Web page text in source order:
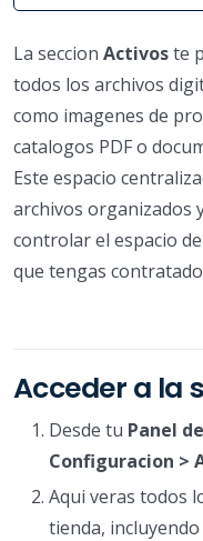
La seccion Activoste
todos los archivos
como imagenes de
catalogos PDF o
Este espacio
archivos organizados
controlar el espacio
que tengas
Acceder a la
Desde tu Panel
Configuracion >
Aqui veras todos
tienda,